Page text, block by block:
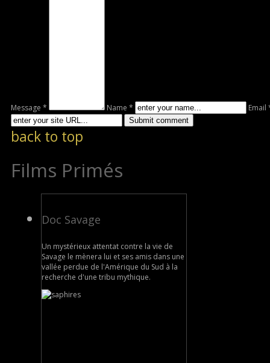
Message * Name * Email
back to top
Films Primés
Doc Savage
Un mystérieux attentat contre la vie de
Savage le mènera lui et ses amis dans une
vallée perdue de l'Amérique du Sud à la
recherche d'une tribu mythique.